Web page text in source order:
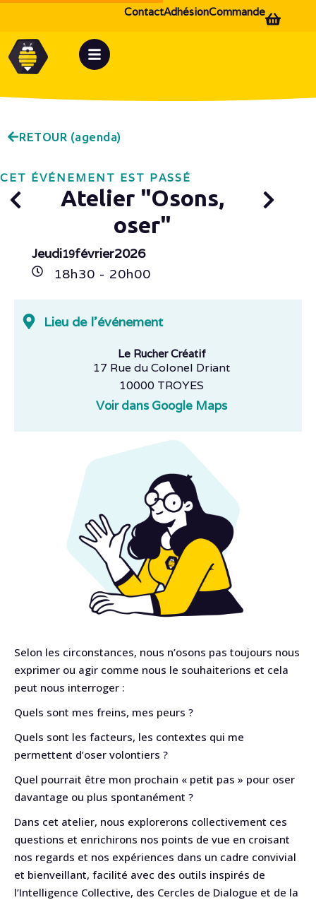
Commande
Adhésion
Contact
RETOUR (agenda)
CET ÉVÉNEMENT EST PASSÉ
Atelier "Osons,
oser"
Jeudi19février2026
18h30 - 20h00
Lieu de l'événement
Le Rucher Créatif
17 Rue du Colonel Driant
10000 TROYES
Voir dans Google Maps
Selon les circonstances, nous n’osons pas toujours nous
exprimer ou agir comme nous le souhaiterions et cela
peut nous interroger :
Quels sont mes freins, mes peurs ?
Quels sont les facteurs, les contextes qui me
permettent d’oser volontiers ?
Quel pourrait être mon prochain « petit pas » pour oser
davantage ou plus spontanément ?
Dans cet atelier, nous explorerons collectivement ces
questions et enrichirons nos points de vue en croisant
nos regards et nos expériences dans un cadre convivial
et bienveillant, facilité avec des outils inspirés de
l’Intelligence Collective, des Cercles de Dialogue et de la